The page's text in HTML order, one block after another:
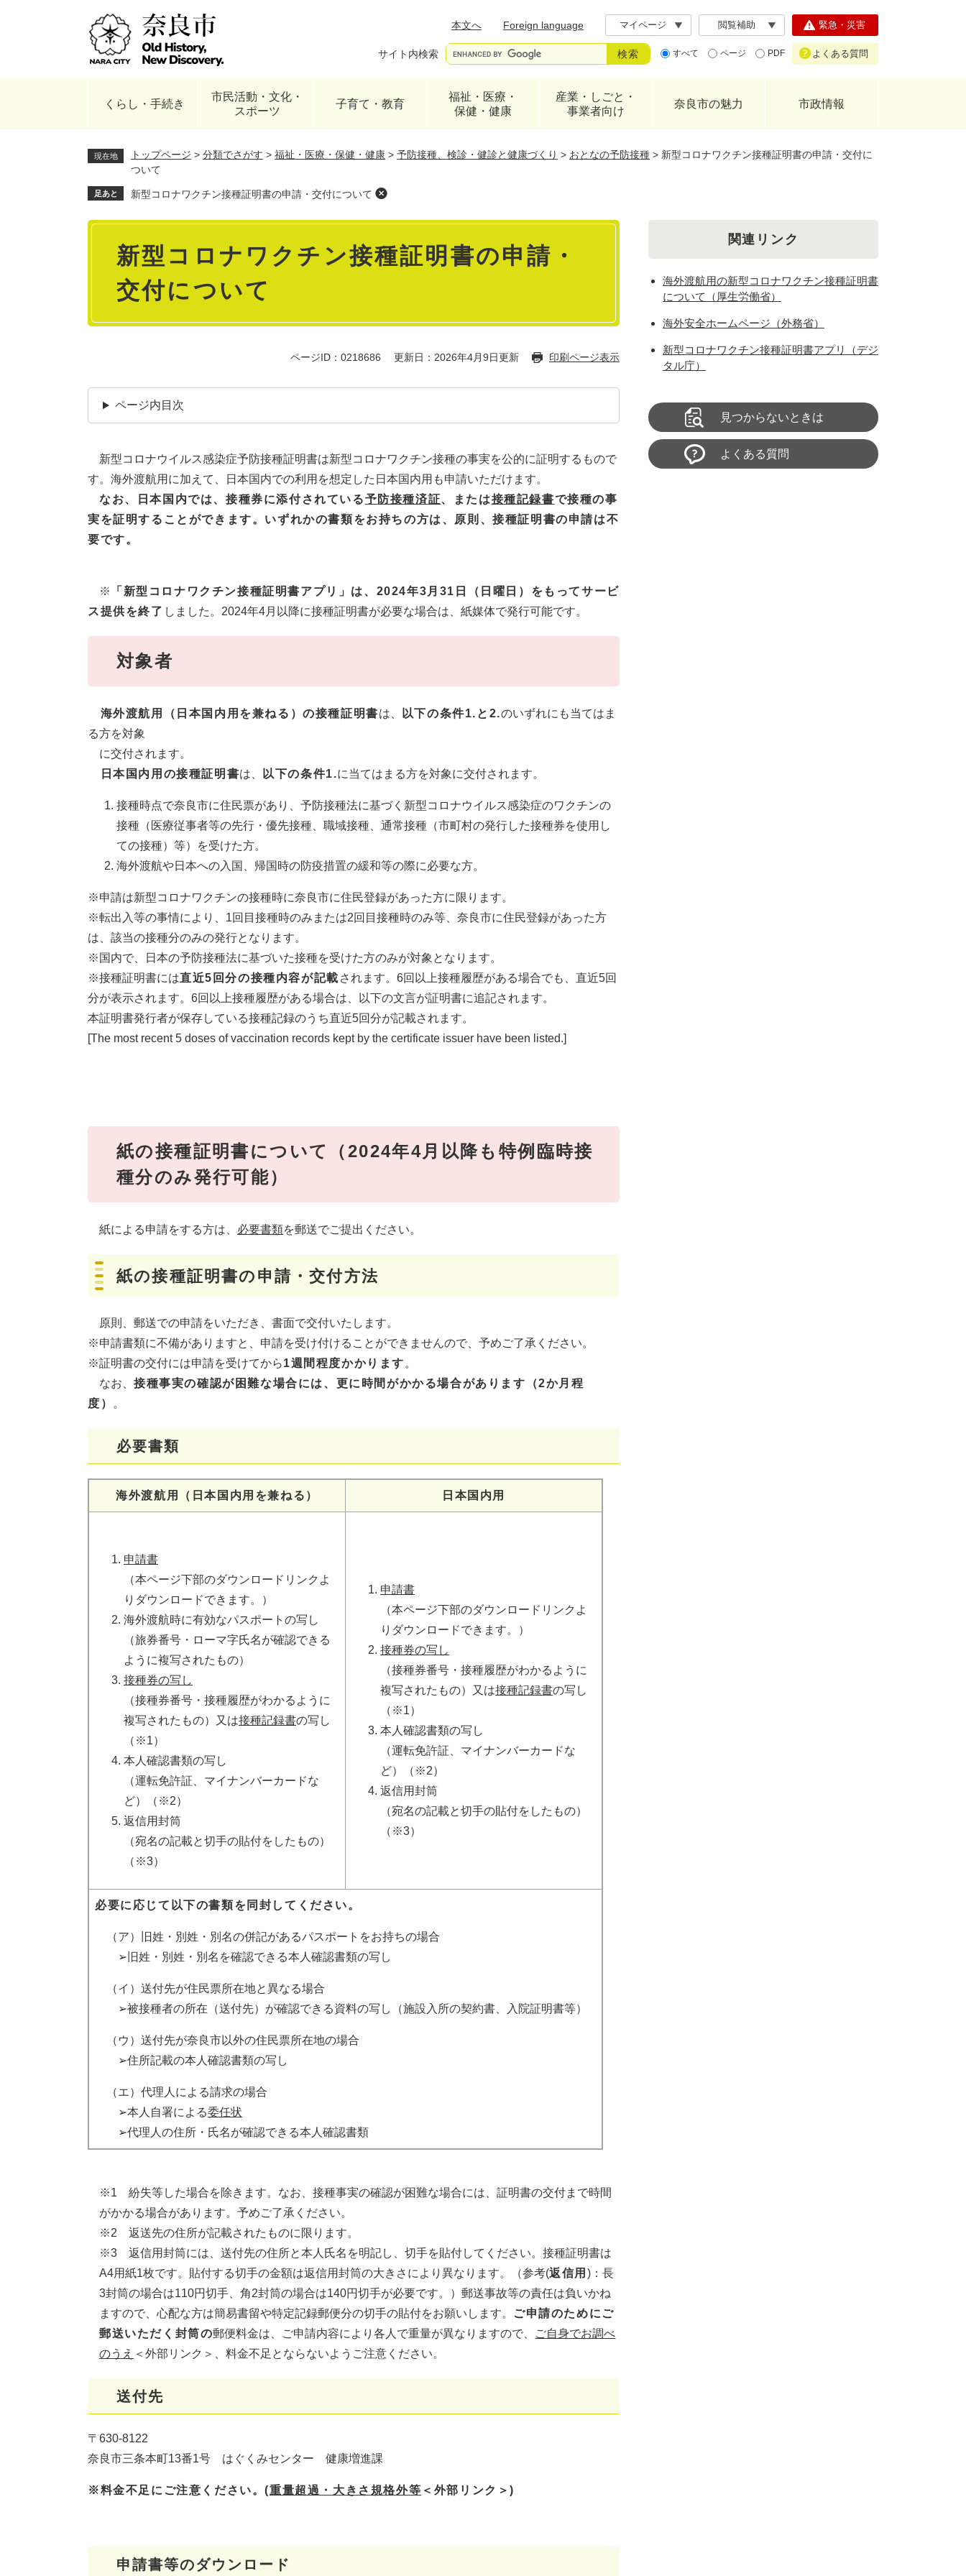
本文へ
Foreign language マイページ 閲覧補助
サイト内検索 すべて ページ PDF
緊急・災害
よくある質問
くらし・手続き
市民活動・文化・
スポーツ
子育て・教育
福祉・医療・
保健・健康
産業・しごと・
事業者向け
奈良市の魅力 市政情報
現在地 トップページ > 分類でさがす > 福祉・医療・保健・健康 > 予防接種、検診・健診と健康づくり > おとなの予防接種 > 新型コロナワクチン接種証明書の申請・交付に
ついて
足あと 新型コロナワクチン接種証明書の申請・交付について
本
新型コロナワクチン接種証明書の申請・
交付について
ページID：0218686 更新日：2026年4月9日更新 印刷ページ表示
ページ内目次
新型コロナウイルス感染症予防接種証明書は新型コロナワクチン接種の事実を公的に証明するもので
す。海外渡航用に加えて、日本国内での利用を想定した日本国内用も申請いただけます。​
なお、日本国内では、接種券に添付されている予防接種済証、または接種記録書で接種の事
実を証明することができます。いずれかの書類をお持ちの方は、原則、接種証明書の申請は不
要です。
※
「新型コロナワクチン接種証明書アプリ」は、2024年3月31日（日曜日）をもってサービ
ス提供を終了 しました。2024年4月以降に接種証明書が必要な場合は、紙媒体で発行可能です。
対象者
海外渡航用（日本国内用を兼ねる）の接種証明書は、 以下の条件1.と2.のいずれにも当てはま
る方を対象
に交付されます。
日本国内用の接種証明書は、 以下の条件1.に当てはまる方を対象に交付されます。
接種時点で奈良市に住民票があり、予防接種法に基づく新型コロナウイルス感染症のワクチンの
接種（医療従事者等の先行・優先接種、職域接種、通常接種（市町村の発行した接種券を使用し
ての接種）等）を受けた方。
​海外渡航や日本への入国、帰国時の防疫措置の緩和等の際に必要な方。
※申請は新型コロナワクチンの接種時に奈良市に住民登録があった方に限ります。
※転出入等の事情により、1回目接種時のみまたは2回目接種時のみ等、奈良市に住民登録があった方
は、該当の接種分のみの発行となります。
※国内で、日本の予防接種法に基づいた接種を受けた方のみが対象となります。
※接種証明書には直近5回分の接種内容が記載 されます。6回以上接種履歴がある場合でも、直近5回
分が表示されます。6回以上接種履歴がある場合は、以下の文言が証明書に追記されます。
本証明書発行者が保存している接種記録のうち直近5回分が記載されます。
[The most recent 5 doses of vaccination records kept by the certificate issuer have been listed.]
紙の接種証明書について（2024年4月以降も特例臨時接
種分のみ発行可能）
紙による申請をする方は、 必要書類を郵送でご提出ください。
紙の接種証明書の申請・交付方法
原則、郵送での申請をいただき、書面で交付いたします。
※申請書類に不備がありますと、申請を受け付けることができませんので、予めご了承ください。
※証明書の交付には申請を受けてから1週間程度かかります 。
なお、 接種事実の確認が困難な場合には、更に時間がかかる場合があります（2か月程
度）
。
必要書類
海外渡航用（日本国内用を兼ねる） 日本国内用
申請書
（本ページ下部のダウンロードリンクよ
りダウンロードできます。）
海外渡航時に有効なパスポートの写し
（旅券番号・ローマ字氏名が確認できる
ように複写されたもの）
接種券の写し
（接種券番号・接種履歴がわかるように
複写されたもの）又は接種記録書の写し
（※1）
本人確認書類の写し
（運転免許証、マイナンバーカードな
ど）（※2）
返信用封筒
（宛名の記載と切手の貼付をしたもの）
（※3）
申請書
（本ページ下部のダウンロードリンクよ
りダウンロードできます。）
接種券の写し
（接種券番号・接種履歴がわかるように
複写されたもの）又は接種記録書の写し
（※1）
本人確認書類の写し
（運転免許証、マイナンバーカードな
ど）（※2）
返信用封筒
（宛名の記載と切手の貼付をしたもの）
（※3）
必要に応じて以下の書類を同封してください。
（ア）旧姓・別姓・別名の併記があるパスポートをお持ちの場合
➢旧姓・別姓・別名を確認できる本人確認書類の写し
（イ）送付先が住民票所在地と異なる場合
➢被接種者の所在（送付先）が確認できる資料の写し（施設入所の契約書、入院証明書等）
（ウ）送付先が奈良市以外の住民票所在地の場合
➢住所記載の本人確認書類の写し
（エ）代理人による請求の場合
➢本人自署による委任状
➢代理人の住所・氏名が確認できる本人確認書類
※1 紛失等した場合を除きます。なお、接種事実の確認が困難な場合には、証明書の交付まで時間
がかかる場合があります。予めご了承ください。
※2 返送先の住所が記載されたものに限ります。
※3 返信用封筒には、送付先の住所と本人氏名を明記し、切手を貼付してください。接種証明書は
A4用紙1枚です。貼付する切手の金額は返信用封筒の大きさにより異なります。（参考(返信用 )：長
3封筒の場合は110円切手、角2封筒の場合は140円切手が必要です。）郵送事故等の責任は負いかね
ますので、心配な方は簡易書留や特定記録郵便分の切手の貼付をお願いします。
ご申請のためにご
郵送いただく封筒の郵便料金は、ご申請内容により各人で重量が異なりますので、 ご自身でお調べ
のうえ ＜外部リンク＞ 、料金不足とならないようご注意ください。
送付先
〒630-8122
奈良市三条本町13番1号 はぐくみセンター 健康増進課
※料金不足にご注意ください。(重量超過・大きさ規格外等 ＜外部リンク＞)
申請書等のダウンロード
関連リンク
海外渡航用の新型コロナワクチン接種証明書
について（厚生労働省）
海外安全ホームページ（外務省）
新型コロナワクチン接種証明書アプリ（デジ
タル庁）
見つからないときは
よくある質問